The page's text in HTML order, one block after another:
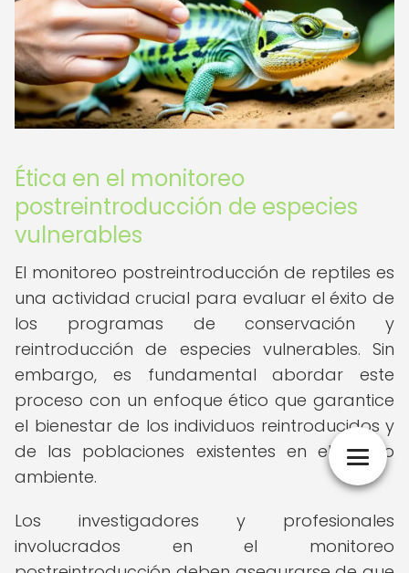
Ética en el monitoreo
postreintroducción de especies
vulnerables
El monitoreo postreintroducción de reptiles es
una actividad crucial para evaluar el éxito de
los programas de conservación y
reintroducción de especies vulnerables. Sin
embargo, es fundamental abordar este
proceso con un enfoque ético que garantice
el bienestar de los individuos reintroducidos y
de las poblaciones existentes en el medio
ambiente.
Los investigadores y profesionales
involucrados en el monitoreo